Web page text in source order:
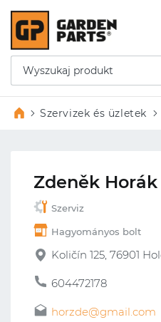
Szervizek és üzletek
Zdeněk Horák
Szerviz
Hagyományos bolt
Količín 125, 76901
604472178
horzde@gmail.com